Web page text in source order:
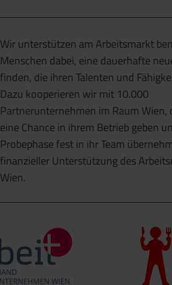
Wir unterstützen am Arbeitsmarkt
Menschen dabei, eine dauerhafte
finden, die ihren Talenten und
Dazu kooperieren wir mit 10.000
Partnerunternehmen im Raum Wien,
eine Chance in ihrem Betrieb geben
Probephase fest in ihr Team
finanzieller Unterstützung des
Wien.